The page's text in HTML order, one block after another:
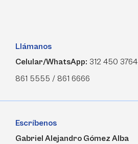
Llámanos
Celular/WhatsApp: 312 450 3764
861 5555 / 861 6666
Escríbenos
Gabriel Alejandro Gómez Alba